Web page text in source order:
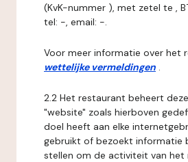
(KvK-nummer ), met zetel te ,
tel: -, email: -.
Voor meer informatie over het
wettelijke vermeldingen .
2.2 Het restaurant beheert
"website" zoals hierboven
doel heeft aan elke
gebruikt of bezoekt informatie
stellen om de activiteit van het